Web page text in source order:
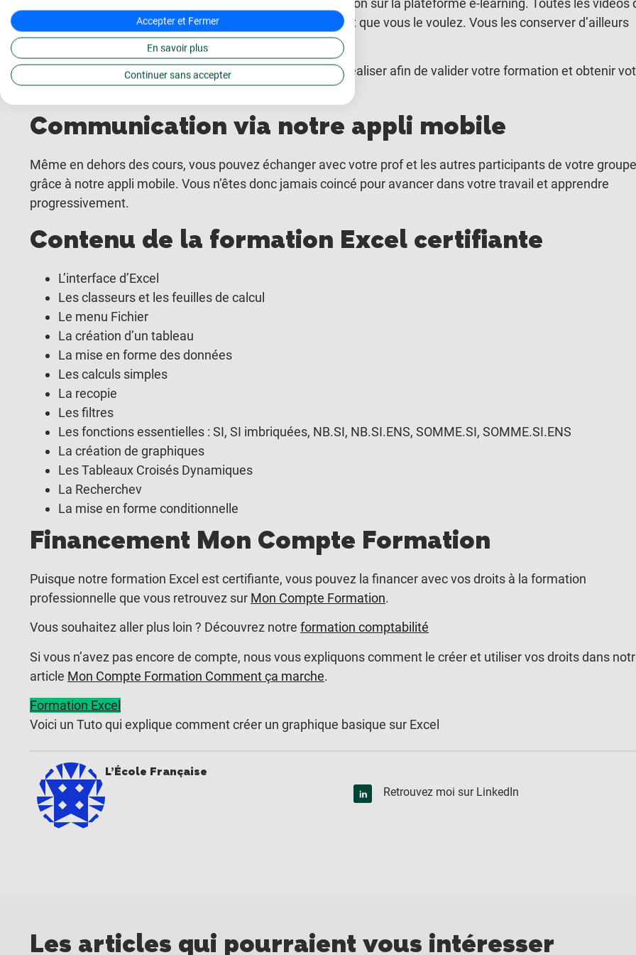
cours sont disponibles et vous pouvez les visionner autant que vous le voulez. Vous les conserver d’ailleurs
après la formation.
Chaque chapitre est clôturé d’exercices que vous devez réaliser afin de valider votre formation et obtenir
certification.
Communication via notre appli mobile
Même en dehors des cours, vous pouvez échanger avec votre prof et les autres participants de votre groupe
grâce à notre appli mobile. Vous n’êtes donc jamais coincé pour avancer dans votre travail et apprendre
progressivement.
Contenu de la formation Excel certifiante
L’interface d’Excel
Les classeurs et les feuilles de calcul
Le menu Fichier
La création d’un tableau
La mise en forme des données
Les calculs simples
La recopie
Les filtres
Les fonctions essentielles : SI, SI imbriquées, NB.SI, NB.SI.ENS, SOMME.SI, SOMME.SI.ENS
La création de graphiques
Les Tableaux Croisés Dynamiques
La Recherchev
La mise en forme conditionnelle
Financement Mon Compte Formation
Puisque notre formation Excel est certifiante, vous pouvez la financer avec vos droits à la formation
professionnelle que vous retrouvez sur Mon Compte Formation.
Vous souhaitez aller plus loin ? Découvrez notre formation comptabilité
Si vous n’avez pas encore de compte, nous vous expliquons comment le créer et utiliser vos droits dans
article Mon Compte Formation Comment ça marche.
Formation Excel
Voici un Tuto qui explique comment créer un graphique basique sur Excel
L’École Française
Retrouvez moi sur LinkedIn
Les articles qui pourraient vous intéresser
Accepter et Fermer
En savoir plus
Continuer sans accepter